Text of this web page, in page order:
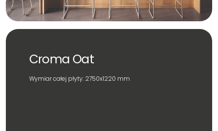
Croma Oat
Wymiar całej płyty: 2750x1220 mm